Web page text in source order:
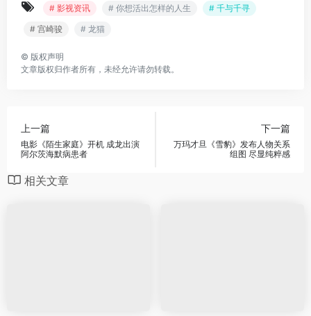
# 影视资讯 # 你想活出怎样的人生
# 千与千寻
# 宫崎骏
# 龙猫
© 版权声明
文章版权归作者所有，未经允许请勿转载。
上一篇
电影《陌生家庭》开机 成龙出演
阿尔茨海默病患者
下一篇
万玛才旦《雪豹》发布人物关系
组图 尽显纯粹感
相关文章